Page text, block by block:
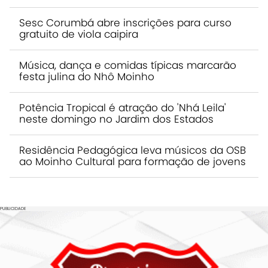
Sesc Corumbá abre inscrições para curso
gratuito de viola caipira
Música, dança e comidas típicas marcarão
festa julina do Nhô Moinho
Potência Tropical é atração do 'Nhá Leila'
neste domingo no Jardim dos Estados
Residência Pedagógica leva músicos da OSB
ao Moinho Cultural para formação de jovens
PUBLICIDADE